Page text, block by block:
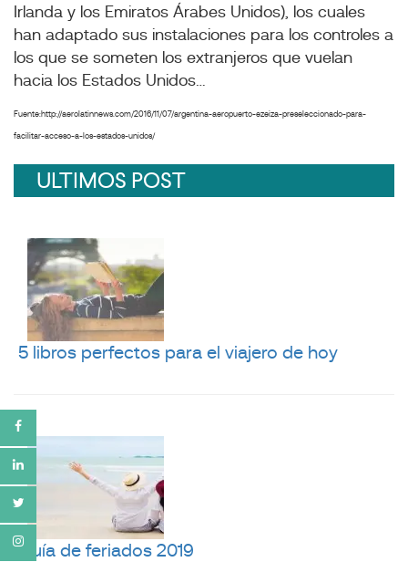
Irlanda y los Emiratos Árabes Unidos), los cuales
han adaptado sus instalaciones para los controles a
los que se someten los extranjeros que vuelan
hacia los Estados Unidos…
Fuente:http://aerolatinnews.com/2016/11/07/argentina-aeropuerto-ezeiza-preseleccionado-para-
facilitar-acceso-a-los-estados-unidos/
ULTIMOS POST
5 libros perfectos para el viajero de hoy
Guía de feriados 2019